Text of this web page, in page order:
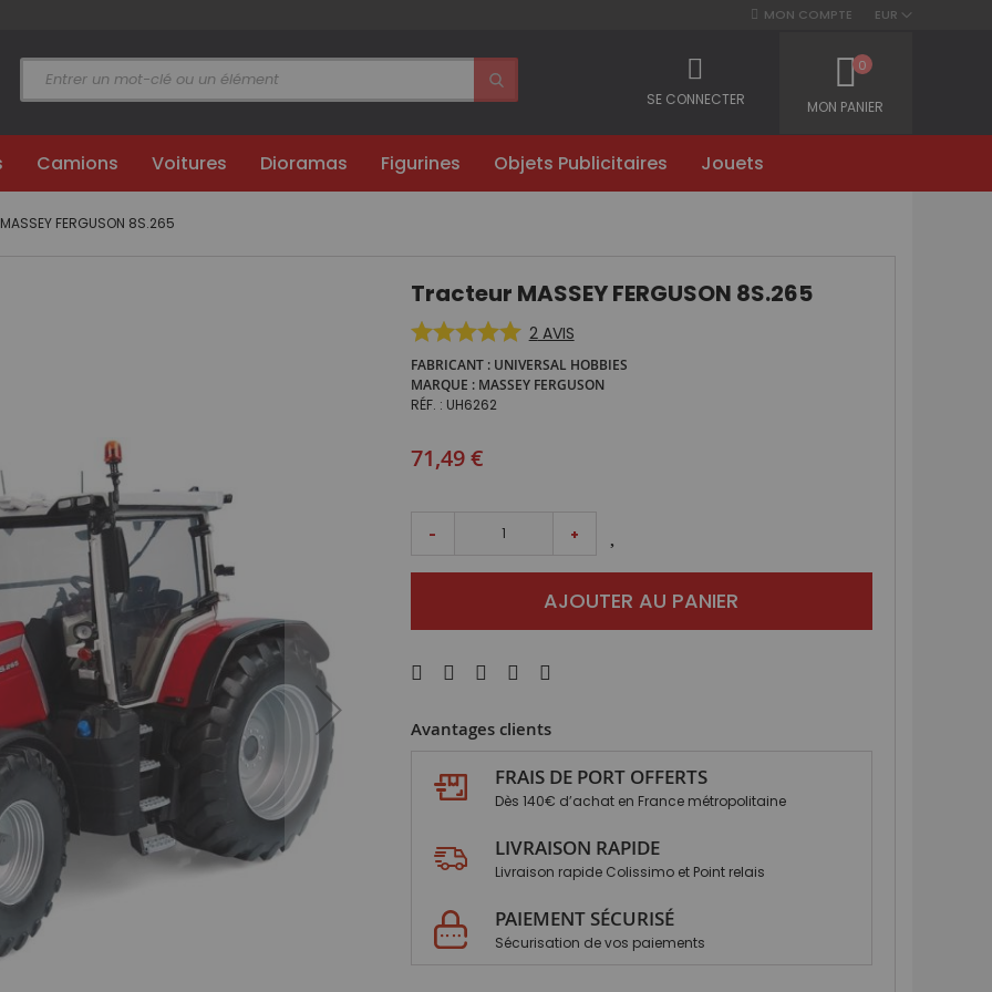
EUR
MON COMPTE
MON PANIER
0
SE CONNECTER
Camions Voitures Dioramas Figurines Objets Publicitaires Jouets
FERGUSON 8S.265
Tracteur MASSEY FERGUSON 8S.265
2AVIS
FABRICANT
UNIVERSAL HOBBIES
MARQUE
MASSEY FERGUSON
RÉF.
UH6262
71,49 €
- +
AJOUTER AU PANIER
Avantages clients
FRAIS DE PORT OFFERTS
Dès 140€ d’achat en France métropolitaine
LIVRAISON RAPIDE
Livraison rapide Colissimo et Point relais
PAIEMENT SÉCURISÉ
Sécurisation de vos paiements